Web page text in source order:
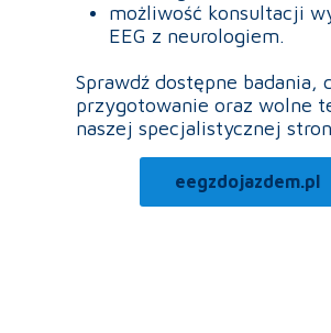
możliwość konsultacji
EEG z neurologiem.
Sprawdź dostępne badania,
przygotowanie oraz wolne
naszej specjalistycznej
eegzdojazdem.pl